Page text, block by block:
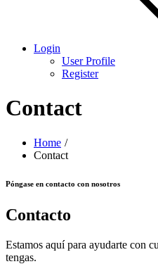
Login
User Profile
Register
Contact
Home
Contact
Póngase en contacto con nosotros
Contacto
Estamos aquí para ayudarte con
tengas.